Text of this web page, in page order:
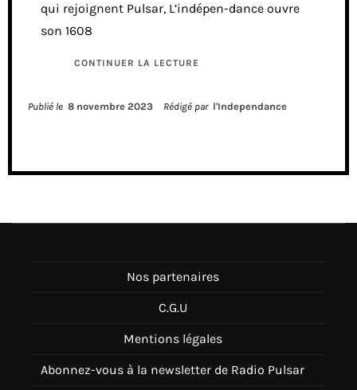
qui rejoignent Pulsar, L’indépen-dance ouvre
son 1608
CONTINUER LA LECTURE
Publié le 8 novembre 2023 Rédigé par l'Independance
Nos partenaires
C.G.U
Mentions légales
Abonnez-vous à la newsletter de Radio Pulsar